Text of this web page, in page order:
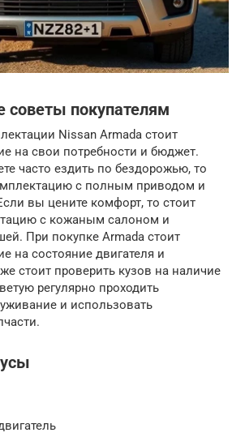
советы покупателям
Nissan Armada стоит
на свои потребности и бюджет.
часто ездить по бездорожью, то
с полным приводом и
вы цените комфорт, то стоит
с кожаным салоном и
При покупке Armada стоит
на состояние двигателя и
стоит проверить кузов на наличие
регулярно проходить
и использовать